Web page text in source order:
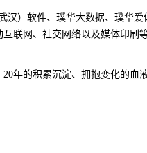
汉）软件、璞华大数据、璞华爱
互联网、社交网络以及媒体印刷
20年的积累沉淀、拥抱变化的血